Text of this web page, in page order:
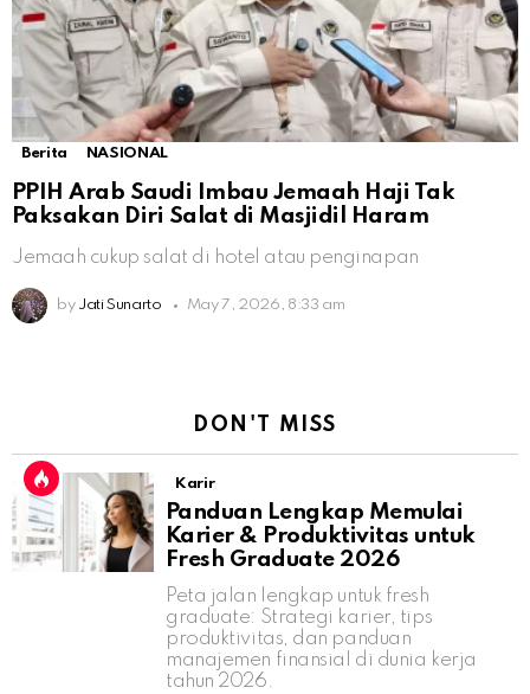
Berita NASIONAL
PPIH Arab Saudi Imbau Jemaah Haji Tak
Paksakan Diri Salat di Masjidil Haram
Jemaah cukup salat di hotel atau penginapan
by Jati Sunarto May 7, 2026, 8:33 am
DON'T MISS
Karir
Panduan Lengkap Memulai
Karier & Produktivitas untuk
Fresh Graduate 2026
Peta jalan lengkap untuk fresh
graduate: Strategi karier, tips
produktivitas, dan panduan
manajemen finansial di dunia kerja
tahun 2026.